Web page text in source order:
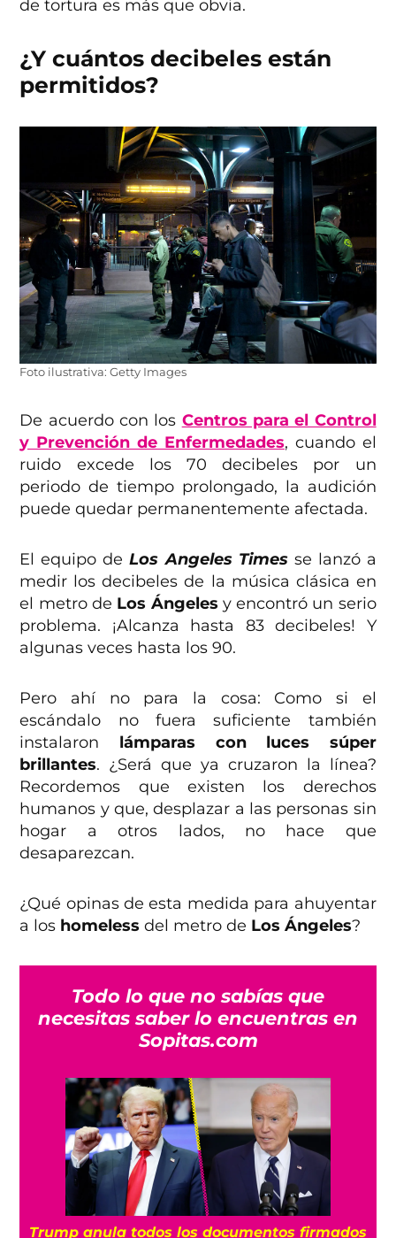
de tortura es más que obvia.
¿Y cuántos decibeles están
permitidos?
Foto ilustrativa: Getty Images
De acuerdo con los Centros para el Control
y Prevención de Enfermedades, cuando el
ruido excede los 70 decibeles por un
periodo de tiempo prolongado, la audición
puede quedar permanentemente afectada.
El equipo deLos Angeles Timesse lanzó a
medir los decibeles de la música clásica en
el metro de Los Ángeles y encontró un serio
problema. ¡Alcanza hasta 83 decibeles! Y
algunas veces hasta los 90.
Pero ahí no para la cosa: Como si el
escándalo no fuera suficiente también
instalaron lámparas con luces súper
brillantes. ¿Será que ya cruzaron la línea?
Recordemos que existen los derechos
humanos y que, desplazar a las personas sin
hogar a otros lados, no hace que
desaparezcan.
¿Qué opinas de esta medida para ahuyentar
a los homeless del metro de Los Ángeles?
Todo lo que no sabías que
necesitas saber lo encuentras en
Sopitas.com
Trump anula todos los documentos firmados